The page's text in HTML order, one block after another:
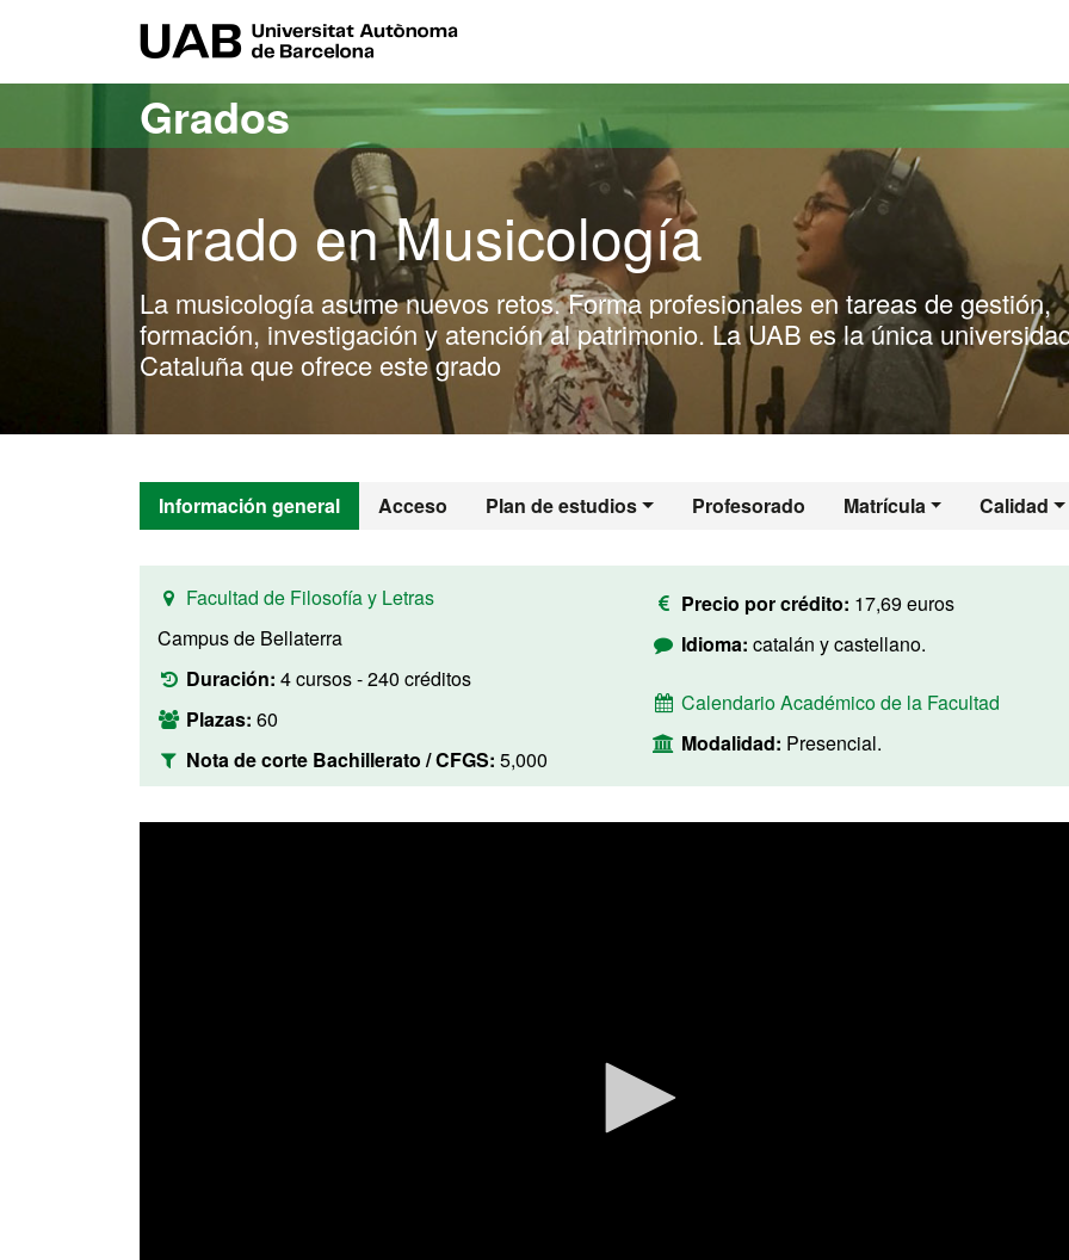
Grados
Grado en Musicología
La musicología asume nuevos retos. Forma profesionales en tareas de gestión,
formación, investigación y atención al patrimonio. La UAB es la única
Cataluña que ofrece este grado
Información general Acceso Plan de estudios Profesorado Matrícula Calidad
Facultad de Filosofía y Letras
Campus de Bellaterra
Duración:
4 cursos - 240 créditos
Plazas: 60
Nota de corte Bachillerato / CFGS: 5,000
Precio por crédito: 17,69 euros
Idioma: catalán y castellano.
Calendario Académico de la Facultad
Modalidad: Presencial.